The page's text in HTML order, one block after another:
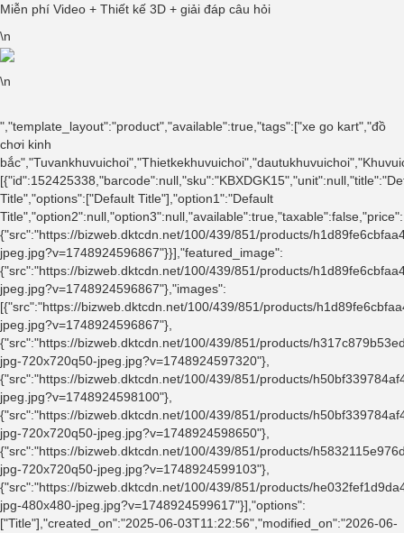
Miễn phí Video + Thiết kế 3D + giải đáp câu hỏi
\n
\n
","template_layout":"product","available":true,"tags":["xe go kart","đồ
chơi kinh
Title","options":["Default Title"],"option1":"Default
{"src":"https://bizweb.dktcdn.net/100/439/851/products/
jpeg.jpg?v=1748924596867"}}],"featured_image":
{"src":"https://bizweb.dktcdn.net/100/439/851/products/
jpeg.jpg?v=1748924596867"},"images":
[{"src":"https://bizweb.dktcdn.net/100/439/851/products/
jpeg.jpg?v=1748924596867"},
{"src":"https://bizweb.dktcdn.net/100/439/851/products/
jpg-720x720q50-jpeg.jpg?v=1748924597320"},
{"src":"https://bizweb.dktcdn.net/100/439/851/products/
jpeg.jpg?v=1748924598100"},
{"src":"https://bizweb.dktcdn.net/100/439/851/products/
jpg-720x720q50-jpeg.jpg?v=1748924598650"},
{"src":"https://bizweb.dktcdn.net/100/439/851/products/
jpg-720x720q50-jpeg.jpg?v=1748924599103"},
{"src":"https://bizweb.dktcdn.net/100/439/851/products/
jpg-480x480-jpeg.jpg?v=1748924599617"}],"options":
["Title"],"created_on":"2025-06-03T11:22:56","modified_on":"2026-06-